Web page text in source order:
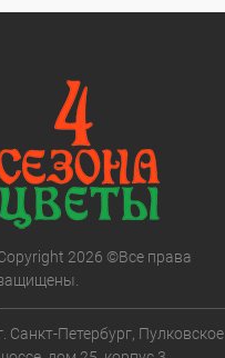
2026 ©Все права
Санкт-Петербург, Пулковское